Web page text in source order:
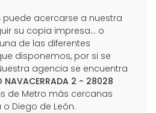
puede acercarse a nuestra
su copia impresa... o
de las diferentes
disponemos, por si se
agencia se encuentra
NAVACERRADA 2 - 28028
de Metro más cercanas
Diego de León.